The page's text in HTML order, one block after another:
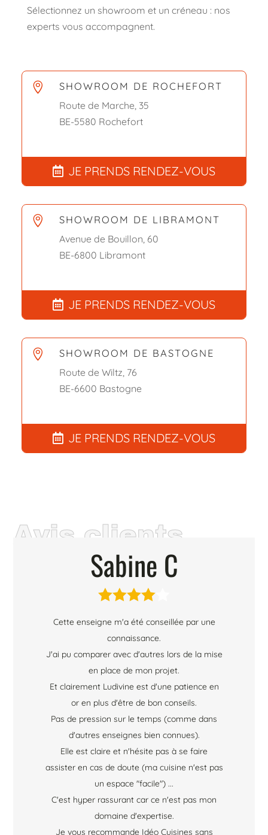
Sélectionnez un showroom et un créneau : nos
experts vous accompagnent.
 SHOWROOM DE ROCHEFORT
Route de Marche, 35
BE-5580 Rochefort
JE PRENDS RENDEZ-VOUS
 SHOWROOM DE LIBRAMONT
Avenue de Bouillon, 60
BE-6800 Libramont
JE PRENDS RENDEZ-VOUS
 SHOWROOM DE BASTOGNE
Route de Wiltz, 76
BE-6600 Bastogne
JE PRENDS RENDEZ-VOUS
Avis clients
Sabine C

Cette enseigne m'a été conseillée par une
connaissance.
J'ai pu comparer avec d'autres lors de la mise
en place de mon projet.
Et clairement Ludivine est d'une patience en
or en plus d'être de bon conseils.
Pas de pression sur le temps (comme dans
d'autres enseignes bien connues).
Elle est claire et n'hésite pas à se faire
assister en cas de doute (ma cuisine n'est pas
un espace "facile") ...
C'est hyper rassurant car ce n'est pas mon
domaine d'expertise.
Je vous recommande Idéo Cuisines sans